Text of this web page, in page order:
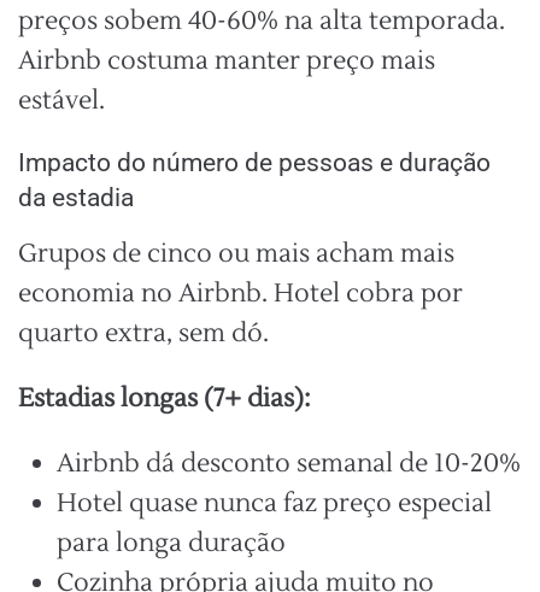
preços sobem 40-60% na alta temporada.
Airbnb costuma manter preço mais
estável.
Impacto do número de pessoas e duração
da estadia
Grupos de cinco ou mais acham mais
economia no Airbnb. Hotel cobra por
quarto extra, sem dó.
Estadias longas (7+ dias):
Airbnb dá desconto semanal de 10-20%
Hotel quase nunca faz preço especial
para longa duração
Cozinha própria ajuda muito no